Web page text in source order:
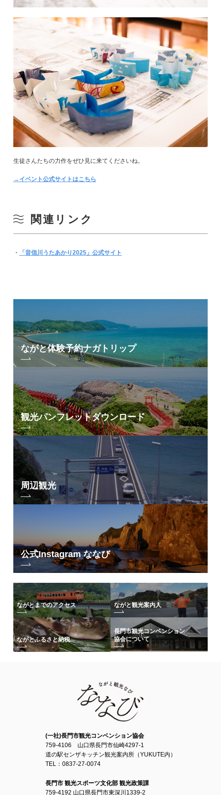
生徒さんたちの力作をぜひ見に来てくださいね。
→イベント公式サイトはこちら
関連リンク
・ 「音信川うたあかり2025」公式サイト
ながと体験予約ナガトリップ
観光パンフレットダウンロード
周辺観光
公式Instagram ななび
ながとまでのアクセス ながと観光案内人
ながとふるさと納税
長門市観光コンベンション
協会について
(一社)長門市観光コンベンション協会
759-4106 山口県長門市仙崎4297-1
道の駅センザキッチン観光案内所（YUKUTE内）
TEL：0837-27-0074
長門市 観光スポーツ文化部 観光政策課
759-4192 山口県長門市東深川1339-2